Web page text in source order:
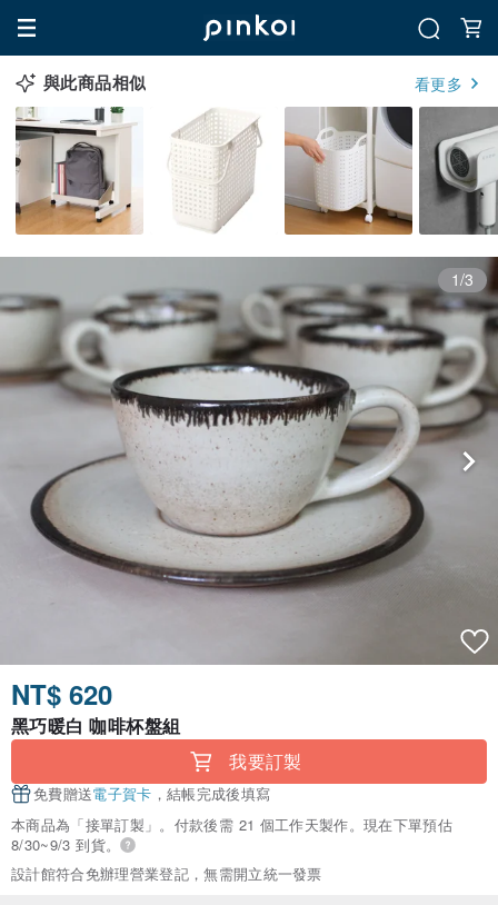
與此商品相似 看更多
1/3
NT$ 620
黑巧暖白 咖啡杯盤組
我要訂製
免費贈送電子賀卡 ，結帳完成後填寫
本商品為「接單訂製」。付款後需 21 個工作天製作。現在下單預估
8/30~9/3 到貨。
設計館符合免辦理營業登記，無需開立統一發票